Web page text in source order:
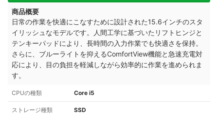
商品概要
日常の作業を快適にこなすために設計された15.6インチのスタ
イリッシュなモデルです。人間工学に基づいたリフトヒンジと
テンキーパッドにより、長時間の入力作業でも快適さを保持。
さらに、ブルーライトを抑えるComfortView機能と急速充電対
応により、目の負担を軽減しながら効率的に作業を進められま
す。
CPUの種類 Core i5
ストレージ種類 SSD